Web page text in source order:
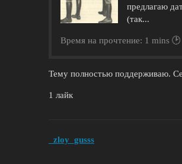
предлагаю
(так...
Время на прочтение: 1 mins 🕑
Тему полностью поддерживаю.
1 лайк
_zloy_gusss